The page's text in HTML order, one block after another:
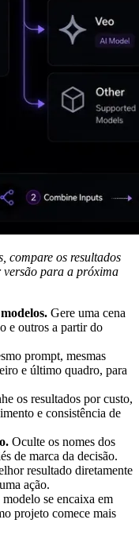
compare os resultados
versão para a próxima
Gere uma cena
e outros a partir do
prompt, mesmas
e último quadro, para
os resultados por custo,
e consistência de
Oculte os nomes dos
de marca da decisão.
resultado diretamente
ação.
se encaixa em
projeto comece mais